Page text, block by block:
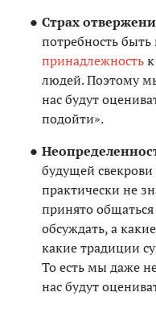
Страх
потребность
принадлежность
людей. Поэтому
нас будут
подойти».
будущей
практически не
принято
обсуждать, а
какие традиции
То есть мы даже
нас будут